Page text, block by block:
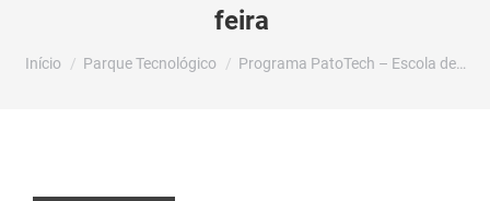
feira
Você está aqui:
Início Parque Tecnológico Programa PatoTech – Escola de…